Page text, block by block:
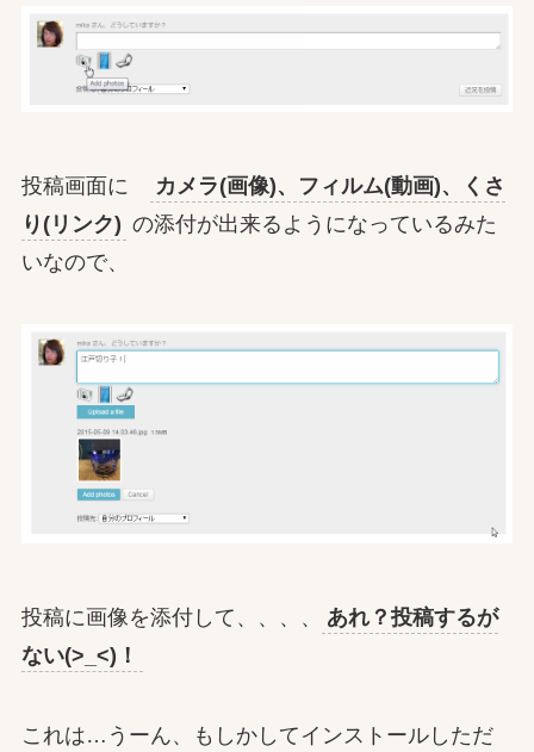
投稿画面に
カメラ(画像)、フィルム(動画)、くさ
り(リンク) の添付が出来るようになっているみた
いなので、
投稿に画像を添付して、、、、
あれ？投稿するが
ない(>_<)！
これは…うーん、もしかしてインストールしただ